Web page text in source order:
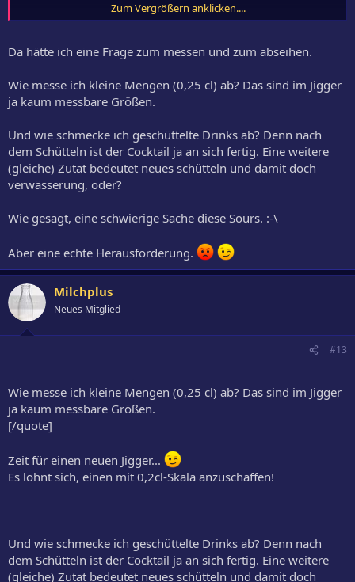
Passt die Säure?
Wenn nein, in 0,25 cl Schritten Limette hinzufügen und wieder Säure
prüfen.
Das dauert ein bisschen, bis man es heraus hat.
Zum Vergrößern anklicken....
Da hätte ich eine Frage zum messen und zum abseihen.
Wie messe ich kleine Mengen (0,25 cl) ab? Das sind im Jigger
ja kaum messbare Größen.
Und wie schmecke ich geschüttelte Drinks ab? Denn nach
dem Schütteln ist der Cocktail ja an sich fertig. Eine weitere
(gleiche) Zutat bedeutet neues schütteln und damit doch
verwässerung, oder?
Wie gesagt, eine schwierige Sache diese Sours. :-\
Aber eine echte Herausforderung.
Milchplus
Neues Mitglied
#13
Wie messe ich kleine Mengen (0,25 cl) ab? Das sind im Jigger
ja kaum messbare Größen.
[/quote]
Zeit für einen neuen Jigger...
Es lohnt sich, einen mit 0,2cl-Skala anzuschaffen!
Und wie schmecke ich geschüttelte Drinks ab? Denn nach
dem Schütteln ist der Cocktail ja an sich fertig. Eine weitere
(gleiche) Zutat bedeutet neues schütteln und damit doch